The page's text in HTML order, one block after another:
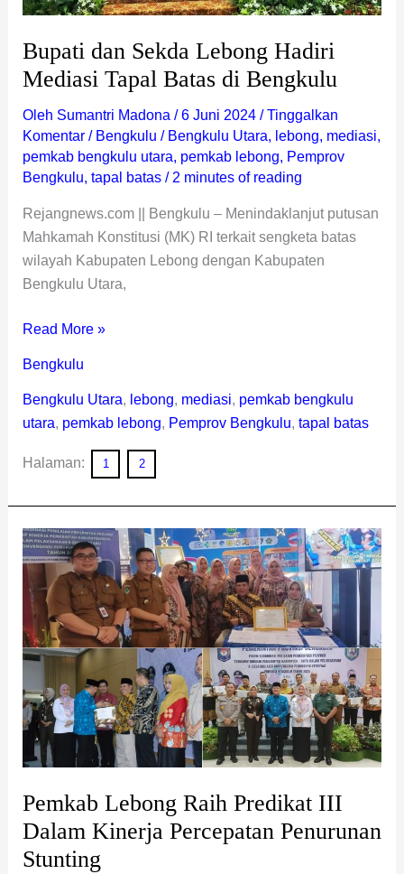
Bupati dan Sekda Lebong Hadiri
Mediasi Tapal Batas di Bengkulu
Oleh Sumantri Madona /6 Juni 2024 /Tinggalkan
Komentar / Bengkulu / Bengkulu Utara, lebong, mediasi,
pemkab bengkulu utara, pemkab lebong, Pemprov
Bengkulu, tapal batas/ 2 minutes of reading
Rejangnews.com || Bengkulu – Menindaklanjut putusan
Mahkamah Konstitusi (MK) RI terkait sengketa batas
wilayah Kabupaten Lebong dengan Kabupaten
Bengkulu Utara,
Read More »
Bengkulu
Bengkulu Utara, lebong, mediasi, pemkab bengkulu
utara, pemkab lebong, Pemprov Bengkulu, tapal batas
Halaman: 1 2
Pemkab Lebong Raih Predikat III
Dalam Kinerja Percepatan Penurunan
Stunting
Pemkab
Lebong
Raih
Predikat
III
Dalam
Percepatan
Penurunan
Stunting